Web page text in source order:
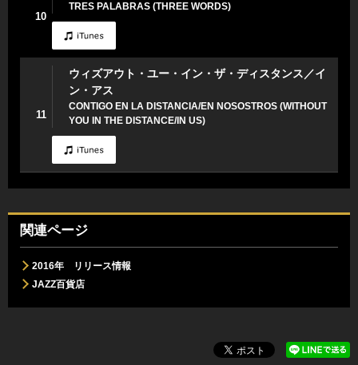
10
TRES PALABRAS (THREE WORDS)
11
ウィズアウト・ユー・イン・ザ・ディスタンス／イ
ン・アス
CONTIGO EN LA DISTANCIA/EN NOSOSTROS (WITHOUT
YOU IN THE DISTANCE/IN US)
関連ページ
2016年 リリース情報
JAZZ百貨店